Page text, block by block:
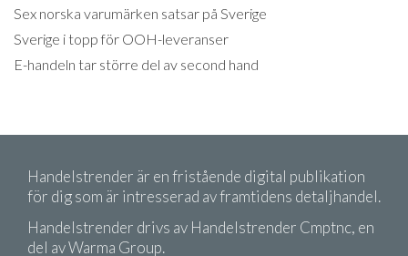
Sex norska varumärken satsar på Sverige
Sverige i topp för OOH-leveranser
E-handeln tar större del av second hand
Handelstrender är en fristående digital publikation
för dig som är intresserad av framtidens detaljhandel.
Handelstrender drivs av Handelstrender Cmptnc, en
del av Warma Group.